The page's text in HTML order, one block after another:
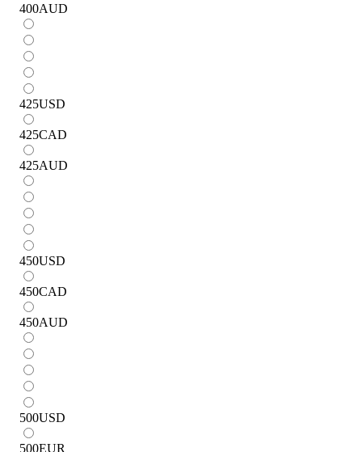
400AUD
425USD
425CAD
425AUD
450USD
450CAD
450AUD
500USD
500EUR